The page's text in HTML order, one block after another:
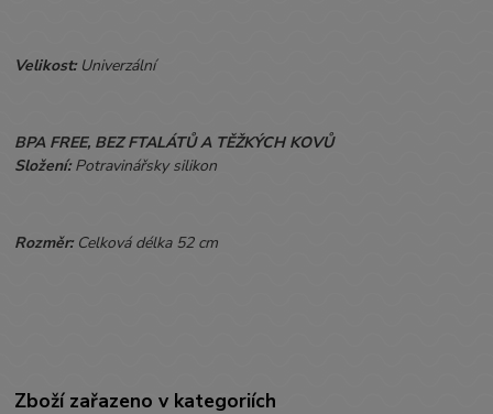
Velikost: Univerzální
BPA FREE, BEZ FTALÁTŮ A TĚŽKÝCH KOVŮ
Složení:Potravinářsky silikon
Rozměr: Celkovádélka 52cm
Zboží zařazeno v kategoriích